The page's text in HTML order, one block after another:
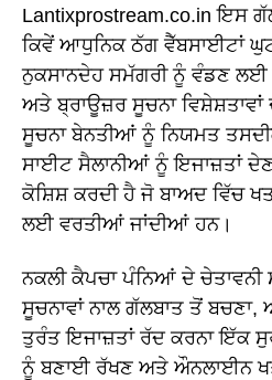
Lantixprostream.co.in ਇਸ
ਕਿਵੇਂ ਆਧੁਨਿਕ ਠੱਗ ਵੈੱਬਸਾਈਟਾਂ
ਨੁਕਸਾਨਦੇਹ ਸਮੱਗਰੀ ਨੂੰ ਵੰਡਣ ਲਈ
ਅਤੇ ਬ੍ਰਾਊਜ਼ਰ ਸੂਚਨਾ
ਸੂਚਨਾ ਬੇਨਤੀਆਂ ਨੂੰ ਨਿਯਮਤ
ਸਾਈਟ ਸੈਲਾਨੀਆਂ ਨੂੰ ਇਜਾਜ਼ਤਾਂ
ਕੋਸ਼ਿਸ਼ ਕਰਦੀ ਹੈ ਜੋ ਬਾਅਦ ਵਿੱਚ
ਲਈ ਵਰਤੀਆਂ ਜਾਂਦੀਆਂ ਹਨ।
ਨਕਲੀ ਕੈਪਚਾ ਪੰਨਿਆਂ ਦੇ ਚੇਤਾਵਨੀ
ਸੂਚਨਾਵਾਂ ਨਾਲ ਗੱਲਬਾਤ ਤੋਂ
ਤੁਰੰਤ ਇਜਾਜ਼ਤਾਂ ਰੱਦ ਕਰਨਾ ਇੱਕ
ਨੂੰ ਬਣਾਈ ਰੱਖਣ ਅਤੇ ਔਨਲਾਈਨ